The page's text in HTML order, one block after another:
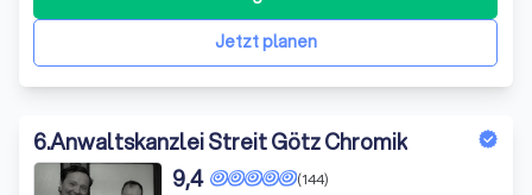
gerichtliche Vertretung. Ich unterstütze Sie in
Kündigungsschutzprozessen, bei Abw
Jetzt planen
6.Anwaltskanzlei Streit Götz Chromik
(144)
9,4